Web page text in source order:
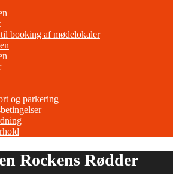
booking af mødelokaler
og parkering
Rockens Rødder